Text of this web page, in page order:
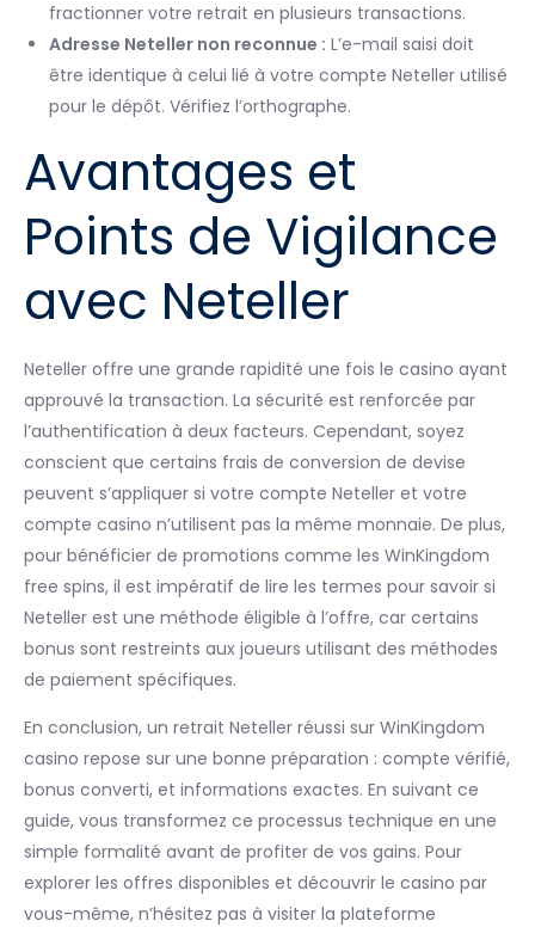
fractionner votre retrait en plusieurs transactions.
Adresse Neteller non reconnue : L’e-mail saisi doit
être identique à celui lié à votre compte Neteller utilisé
pour le dépôt. Vérifiez l’orthographe.
Avantages et
Points de Vigilance
avec Neteller
Neteller offre une grande rapidité une fois le casino ayant
approuvé la transaction. La sécurité est renforcée par
l’authentification à deux facteurs. Cependant, soyez
conscient que certains frais de conversion de devise
peuvent s’appliquer si votre compte Neteller et votre
compte casino n’utilisent pas la même monnaie. De plus,
pour bénéficier de promotions comme les WinKingdom
free spins, il est impératif de lire les termes pour savoir si
Neteller est une méthode éligible à l’offre, car certains
bonus sont restreints aux joueurs utilisant des méthodes
de paiement spécifiques.
En conclusion, un retrait Neteller réussi sur WinKingdom
casino repose sur une bonne préparation : compte vérifié,
bonus converti, et informations exactes. En suivant ce
guide, vous transformez ce processus technique en une
simple formalité avant de profiter de vos gains. Pour
explorer les offres disponibles et découvrir le casino par
vous-même, n’hésitez pas à visiter la plateforme